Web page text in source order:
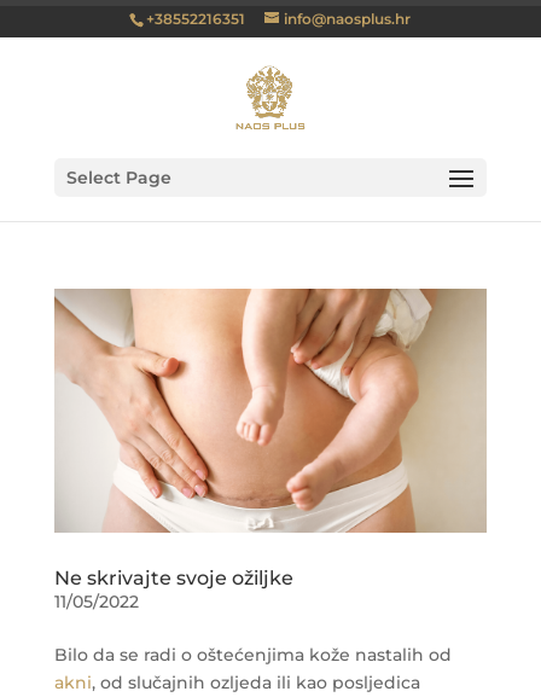
+38552216351 info@naosplus.hr
Select Page
Ne skrivajte svoje ožiljke
11/05/2022
Bilo da se radi o oštećenjima kože nastalih od
akni, od slučajnih ozljeda ili kao posljedica